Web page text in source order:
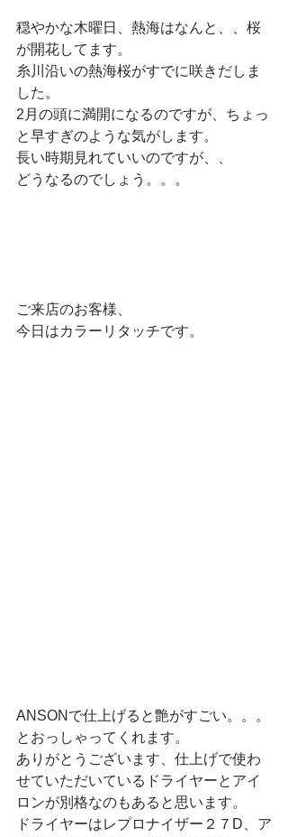
穏やかな木曜日、熱海はなんと、、桜
が開花してます。
糸川沿いの熱海桜がすでに咲きだしま
した。
2月の頭に満開になるのですが、ちょっ
と早すぎのような気がします。
長い時期見れていいのですが、、
どうなるのでしょう。。。
ご来店のお客様、
今日はカラーリタッチです。
ANSONで仕上げると艶がすごい。。。
とおっしゃってくれます。
ありがとうございます、仕上げで使わ
せていただいているドライヤーとアイ
ロンが別格なのもあると思います。
ドライヤーはレプロナイザー２７D、ア